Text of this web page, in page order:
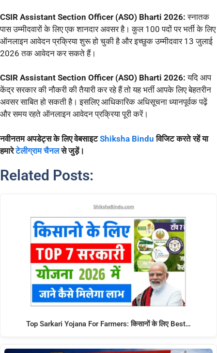
CSIR Assistant Section Officer (ASO) Bharti 2026: स्नातक
पास उम्मीदवारों के लिए एक शानदार अवसर है। कुल 100 पदों पर भर्ती के लिए
ऑनलाइन आवेदन प्रक्रिया शुरू हो चुकी है और इच्छुक उम्मीदवार 13 जुलाई
2026 तक आवेदन कर सकते हैं।
CSIR Assistant Section Officer (ASO) Bharti 2026: यदि आप
केंद्र सरकार की नौकरी की तैयारी कर रहे हैं तो यह भर्ती आपके लिए बेहतरीन
अवसर साबित हो सकती है। इसलिए आधिकारिक अधिसूचना ध्यानपूर्वक पढ़ें
और समय रहते ऑनलाइन आवेदन प्रक्रिया पूरी करें।
नवीनतम अपडेट्स के लिए वेबसाइटShiksha Bindu विजिट करते रहें या
हमारेटेलीग्राम चैनल से जुड़ें।
Related Posts:
Top Sarkari Yojana For Farmers: किसानों के लिए Best…